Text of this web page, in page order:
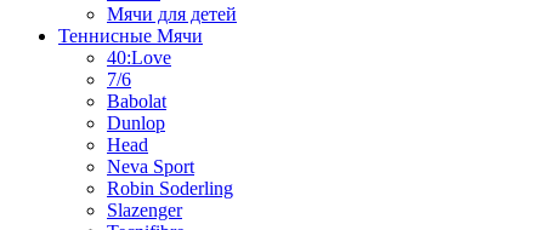
Мячи для детей
Теннисные Мячи
40:Love
7/6
Babolat
Dunlop
Head
Neva Sport
Robin Soderling
Slazenger